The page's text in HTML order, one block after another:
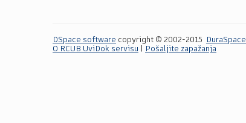
DSpace software copyright © 2002-2015
DuraSpace
O RCUB UviDok servisu
Pošaljite zapažanja